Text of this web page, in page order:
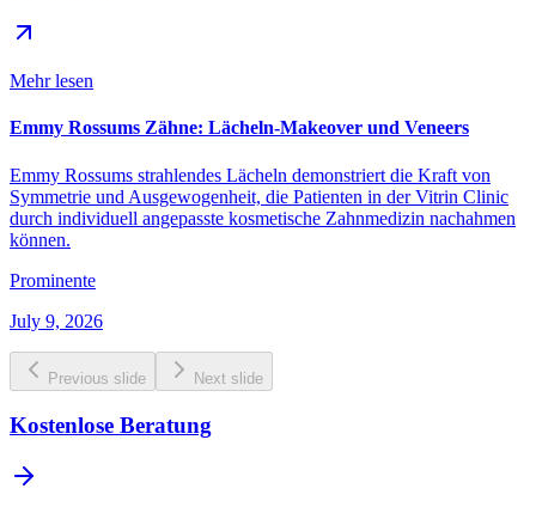
Mehr lesen
Emmy Rossums Zähne: Lächeln-Makeover und Veneers
Emmy Rossums strahlendes Lächeln demonstriert die Kraft von
Symmetrie und Ausgewogenheit, die Patienten in der Vitrin Clinic
durch individuell angepasste kosmetische Zahnmedizin nachahmen
können.
Prominente
July 9, 2026
Previous slide Next slide
Kostenlose Beratung